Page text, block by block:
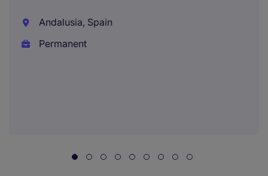
Andalusia, Spain
Permanent